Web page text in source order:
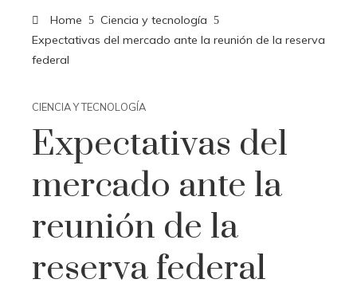
Home
Ciencia y tecnología
Expectativas del mercado ante la reunión de la reserva
federal
CIENCIA Y TECNOLOGÍA
Expectativas del
mercado ante la
reunión de la
reserva federal